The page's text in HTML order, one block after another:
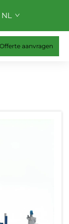
NL
Offerte aanvragen